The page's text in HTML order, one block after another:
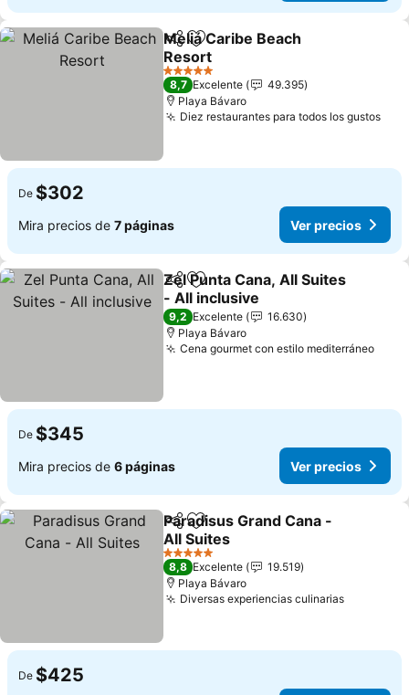
CompartirAgregar a favoritos
Meliá Caribe Beach
Resort
Ver precios
5 Estrellas
8,7 Excelente
49.395
Playa Bávaro
Diez restaurantes para todos los gustosVer
De $302
Mira precios de 7 páginas Ver precios
CompartirAgregar a favoritos
Zel Punta Cana, All Suites
- All inclusive
Ver precios
9,2 Excelente
16.630
Playa Bávaro
Cena gourmet con estilo mediterráneoVer
De $345
Mira precios de 6 páginas Ver precios
CompartirAgregar a favoritos
Paradisus Grand Cana -
All Suites
Ver precios
5 Estrellas
8,8 Excelente
19.519
Playa Bávaro
Diversas experiencias culinariasVer
De $425